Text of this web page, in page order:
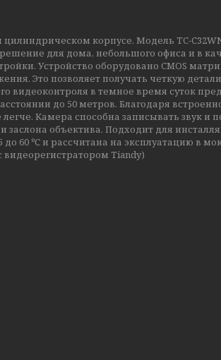
корпусе. Модель TC-
для дома, небольшого офиса и в
Устройство оборудовано CMOS
Это позволяет получать четкую
видеоконтроля в темное время суток
до 50 метров. Благодаря
Камера способна записывать звук и
заслона объектива. Подходит для
60 ºС и рассчитана на эксплуатацию в
Tiandy)